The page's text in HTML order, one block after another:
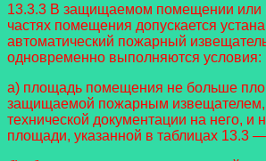
13.3.3 В защищаемом помещении или
частях помещения допускается
автоматический пожарный
одновременно выполняются условия:
а) площадь помещения не больше
защищаемой пожарным извещателем,
технической документации на него, и
площади, указанной в таблицах 13.3